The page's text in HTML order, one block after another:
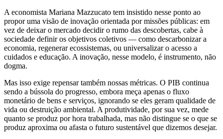
A economista Mariana Mazzucato tem insistido nesse ponto ao
propor uma visão de inovação orientada por missões públicas: em
vez de deixar o mercado decidir o rumo das descobertas, cabe à
sociedade definir os objetivos coletivos — como descarbonizar a
economia, regenerar ecossistemas, ou universalizar o acesso a
cuidados e educação. A inovação, nesse modelo, é instrumento, não
dogma.
Mas isso exige repensar também nossas métricas. O PIB continua
sendo a bússola do progresso, embora meça apenas o fluxo
monetário de bens e serviços, ignorando se eles geram qualidade de
vida ou destruição ambiental. A produtividade, por sua vez, mede
quanto se produz por hora trabalhada, mas não distingue se o que se
produz aproxima ou afasta o futuro sustentável que dizemos desejar.